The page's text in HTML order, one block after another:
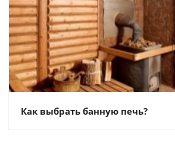
Как выбрать банную печь?